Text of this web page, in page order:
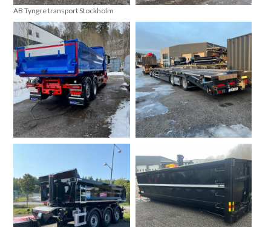
AB Tyngre transport Stockholm